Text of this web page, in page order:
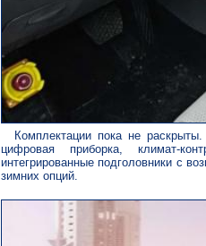
Комплектации пока не
цифровая приборка, климат-
интегрированные подголовники с
зимних опций.